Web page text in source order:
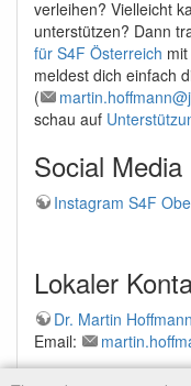
verleihen? Vielleicht
unterstützen? Dann
für S4F Österreich
meldest dich einfach
(
schau auf
Social
Instagram S4F
Lokaler
Dr. Martin Hoffmann
Email:
Johannes Kepler